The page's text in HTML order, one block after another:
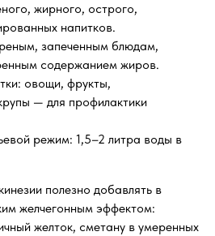
жирного, острого,
напитков.
запеченным блюдам,
содержанием жиров.
овощи, фрукты,
— для профилактики
режим: 1,5–2 литра воды в
полезно добавлять в
желчегонным эффектом:
желток, сметану в умеренных